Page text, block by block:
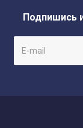
Подпишись